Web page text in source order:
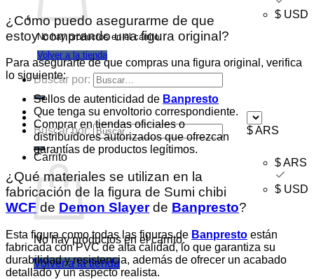
$ USD
No hay productos en el carrito.
Volver a la tienda
Buscar por:
$ ARS
$ ARS
$ USD
Buscar por:
Carrito
No hay productos en el carrito.
Volver a la tienda
¿Cómo puedo asegurarme de que
estoy comprando una figura original?
Para asegurarte de que compras una figura original, verifica
lo siguiente:
Sellos de autenticidad de Banpresto
Que tenga su envoltorio correspondiente.
Comprar en tiendas oficiales o
distribuidores autorizados que ofrezcan
garantías de productos legítimos.
¿Qué materiales se utilizan en la
fabricación de la figura de Sumi chibi
WCFde Demon Slayerde Banpresto?
Esta figura como todas las figuras de Banpresto están
fabricada con PVC de alta calidad, lo que garantiza su
durabilidad y resistencia, además de ofrecer un acabado
detallado y un aspecto realista.